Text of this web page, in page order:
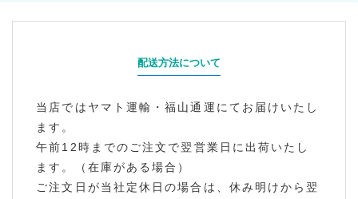
配送方法について
当店ではヤマト運輸・福山通運にてお届けいたし
ます。
午前12時までのご注文で翌営業日に出荷いたし
ます。（在庫がある場合）
ご注文日が当社定休日の場合は、休み明けから翌